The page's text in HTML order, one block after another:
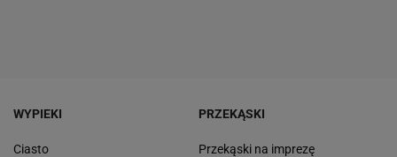
WYPIEKI
Ciasto
PRZEKĄSKI
Przekąski na imprezę